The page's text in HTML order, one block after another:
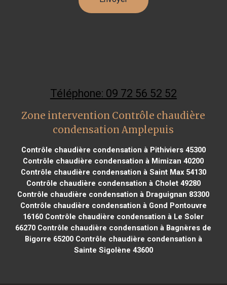
Téléphone: 09 72 56 52 52
Zone intervention Contrôle chaudière
condensation Amplepuis
Contrôle chaudière condensation à Pithiviers 45300
Contrôle chaudière condensation à Mimizan 40200
Contrôle chaudière condensation à Saint Max 54130
Contrôle chaudière condensation à Cholet 49280
Contrôle chaudière condensation à Draguignan 83300
Contrôle chaudière condensation à Gond Pontouvre
16160 Contrôle chaudière condensation à Le Soler
66270 Contrôle chaudière condensation à Bagnères de
Bigorre 65200Contrôle chaudière condensation à
Sainte Sigolène 43600